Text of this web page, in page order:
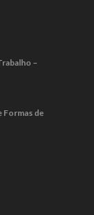
–
Formas de